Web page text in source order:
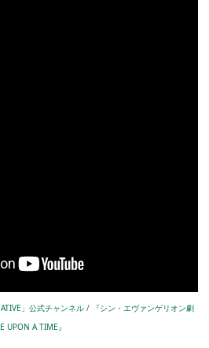
」公式チャンネル /
『シン・エヴァンゲリオン劇
A TIME』